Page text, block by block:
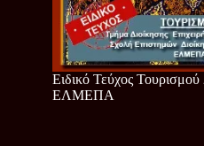
Ειδικό Τεύχος Τουρισμού
ΕΛΜΕΠΑ